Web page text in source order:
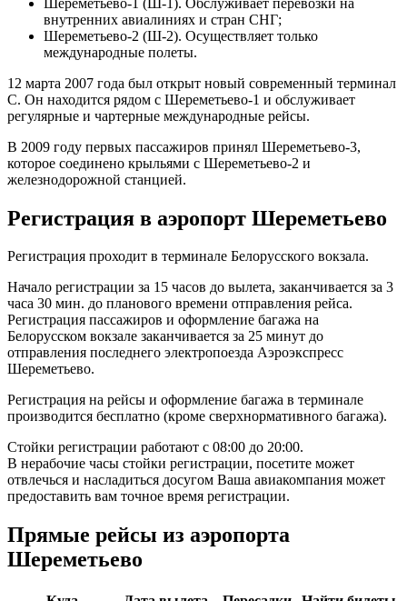
внутренних авиалиниях и стран СНГ;
Шереметьево-2 (Ш-2). Осуществляет только
международные полеты.
12 марта 2007 года был открыт новый современный терминал
С. Он находится рядом с Шереметьево-1 и обслуживает
регулярные и чартерные международные рейсы.
В 2009 году первых пассажиров принял Шереметьево-3,
которое соединено крыльями с Шереметьево-2 и
железнодорожной станцией.
Регистрация в аэропорт Шереметьево
Регистрация проходит в терминале Белорусского вокзала.
Начало регистрации за 15 часов до вылета, заканчивается за 3
часа 30 мин. до планового времени отправления рейса.
Регистрация пассажиров и оформление багажа на
Белорусском вокзале заканчивается за 25 минут до
отправления последнего электропоезда Аэроэкспресс
Шереметьево.
Регистрация на рейсы и оформление багажа в терминале
производится бесплатно (кроме сверхнормативного багажа).
Стойки регистрации работают с 08:00 до 20:00.
В нерабочие часы стойки регистрации, посетите может
отвлечься и насладиться досугом Ваша авиакомпания может
предоставить вам точное время регистрации.
Прямые рейсы из аэропорта
Шереметьево